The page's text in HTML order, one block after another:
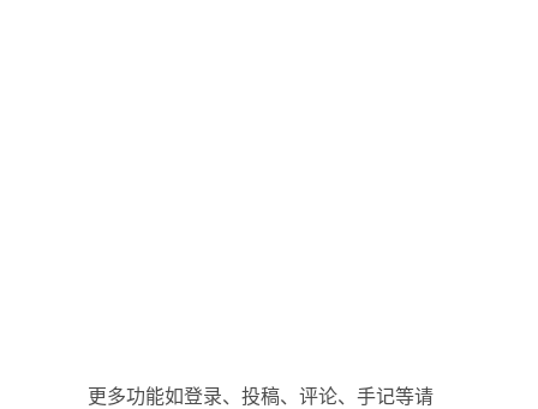
更多功能如登录、投稿、评论、手记等请